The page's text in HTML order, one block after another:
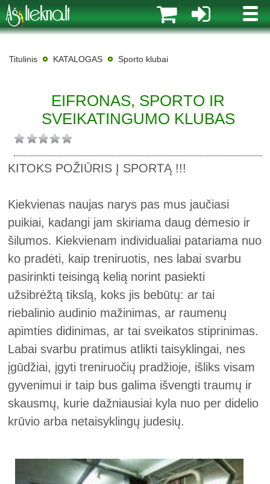
MENIU
Titulinis KATALOGAS Sporto klubai
EIFRONAS, SPORTO IR
SVEIKATINGUMO KLUBAS
KITOKS POŽIŪRIS Į SPORTĄ !!!
Kiekvienas naujas narys pas mus jaučiasi
puikiai, kadangi jam skiriama daug dėmesio ir
šilumos. Kiekvienam individualiai patariama nuo
ko pradėti, kaip treniruotis, nes labai svarbu
pasirinkti teisingą kelią norint pasiekti
užsibrėžtą tikslą, koks jis bebūtų: ar tai
riebalinio audinio mažinimas, ar raumenų
apimties didinimas, ar tai sveikatos stiprinimas.
Labai svarbu pratimus atlikti taisyklingai, nes
įgūdžiai, įgyti treniruočių pradžioje, išliks visam
gyvenimui ir taip bus galima išvengti traumų ir
skausmų, kurie dažniausiai kyla nuo per didelio
krūvio arba netaisyklingų judesių.